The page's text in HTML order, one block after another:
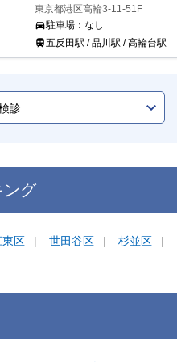
東京都港区高輪3-11-51F
駐車場：なし
五反田駅 / 品川駅 / 高輪台駅
ング
東区 世田谷区 杉並区